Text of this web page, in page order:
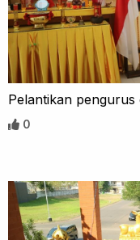
Pelantikan
0